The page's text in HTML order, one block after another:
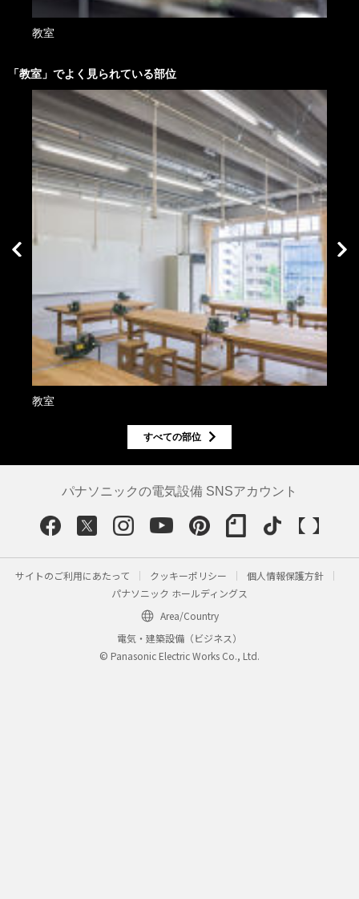
教室
「教室 」でよく見られている部位
教室
すべての部位
パナソニックの電気設備 SNSアカウント
サイトのご利用にあたって クッキーポリシー
個人情報保護方針
パナソニック ホールディングス
Area/Country
電気・建築設備（ビジネス）
© Panasonic Electric Works Co., Ltd.